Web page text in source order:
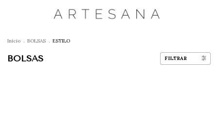
Início . BOLSAS . ESTILO
BOLSAS FILTRAR